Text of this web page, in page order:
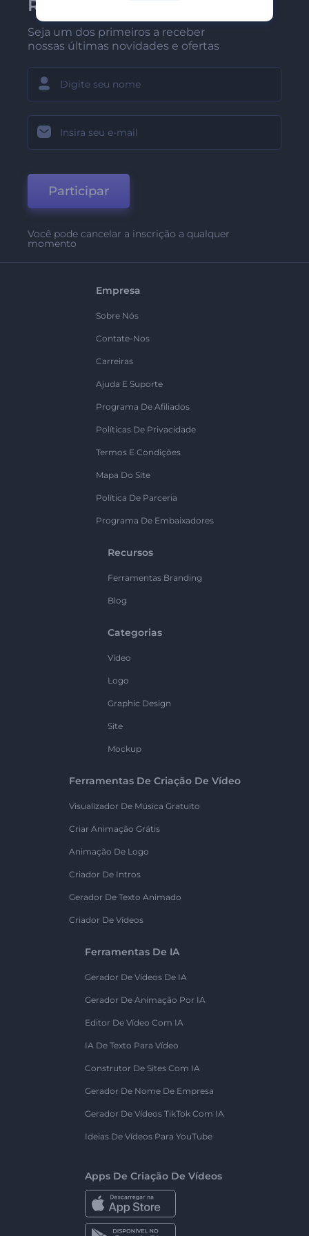
Renderforest
Seja um dos primeiros a receber
nossas últimas novidades e ofertas
Participar
Você pode cancelar a inscrição a qualquer
momento
Empresa
Sobre Nós
Contate-Nos
Carreiras
Ajuda E Suporte
Programa De Afiliados
Políticas De Privacidade
Termos E Condições
Mapa Do Site
Política De Parceria
Programa De Embaixadores
Recursos
Ferramentas Branding
Blog
Categorias
Vídeo
Logo
Graphic Design
Site
Mockup
Ferramentas De Criação De Vídeo
Visualizador De Música Gratuito
Criar Animação Grátis
Animação De Logo
Criador De Intros
Gerador De Texto Animado
Criador De Vídeos
Ferramentas De IA
Gerador De Vídeos De IA
Gerador De Animação Por IA
Editor De Vídeo Com IA
IA De Texto Para Vídeo
Construtor De Sites Com IA
Gerador De Nome De Empresa
Gerador De Vídeos TikTok Com IA
Ideias De Vídeos Para YouTube
Apps De Criação De Vídeos